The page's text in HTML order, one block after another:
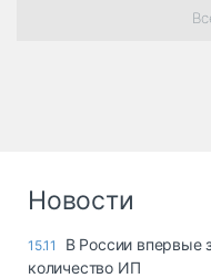
Новости
15.11
В России впервые
количество ИП